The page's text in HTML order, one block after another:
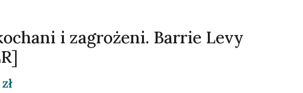
i zagrożeni. Barrie Levy
zł